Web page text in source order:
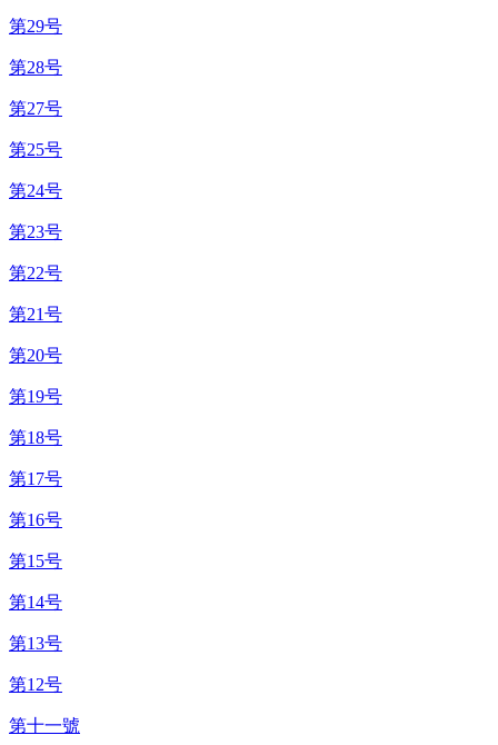
第29号
第28号
第27号
第25号
第24号
第23号
第22号
第21号
第20号
第19号
第18号
第17号
第16号
第15号
第14号
第13号
第12号
第十一號